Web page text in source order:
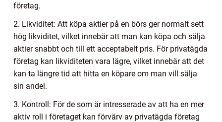
företag.
2. Likviditet: Att köpa aktier på en börs ger normalt sett
hög likviditet, vilket innebär att man kan köpa och sälja
aktier snabbt och till ett acceptabelt pris. För privatägda
företag kan likviditeten vara lägre, vilket innebär att det
kan ta längre tid att hitta en köpare om man vill sälja
sin andel.
3. Kontroll: För de som är intresserade av att ha en mer
aktiv roll i företaget kan förvärv av privatägda företag